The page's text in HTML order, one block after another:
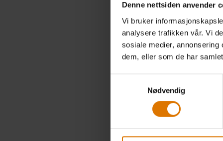
Denne nettsiden anvender
Vi bruker
analysere trafikken vår. Vi
sosiale medier,
dem, eller som de har
Nødvendig
– Jeg
gjennom
Det må
Les mer